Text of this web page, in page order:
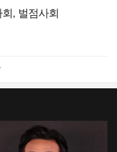
, 벌점사회